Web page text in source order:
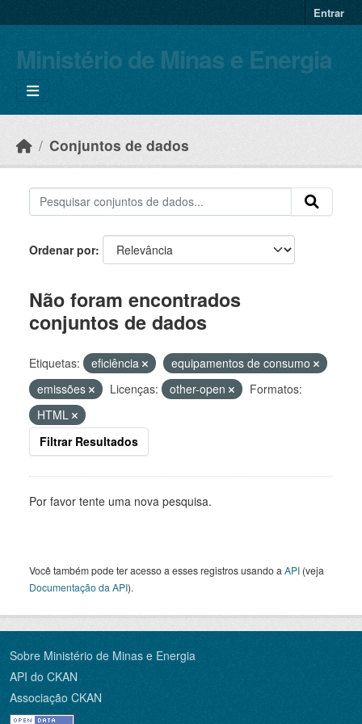
Entrar
Ministério de Minas e Energia
Conjuntos de dados
Ordenar por
Não foram encontrados
conjuntos de dados
Etiquetas: eficiência
equipamentos de consumo
emissões
Licenças: other-open
Formatos:
HTML
Filtrar Resultados
Por favor tente uma nova pesquisa.
Você também pode ter acesso a esses registros usando a API (veja
Documentação da API).
Sobre Ministério de Minas e Energia
API do CKAN
Associação CKAN